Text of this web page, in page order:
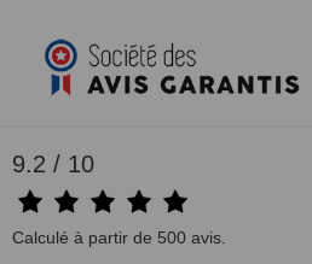
9.2 / 10
Calculé à partir de 500 avis.